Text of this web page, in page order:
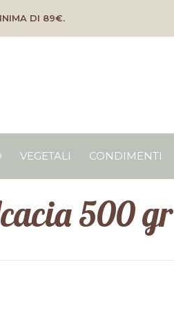
DI 89€.
VEGETALI CONDIMENTI
500 gr